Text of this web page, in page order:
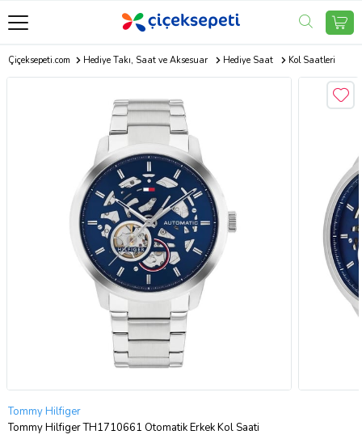
Çiçeksepeti.com Hediye Takı, Saat ve Aksesuar Hediye Saat Kol Saatleri
Tommy Hilfiger
Tommy Hilfiger TH1710661 Otomatik Erkek Kol Saati